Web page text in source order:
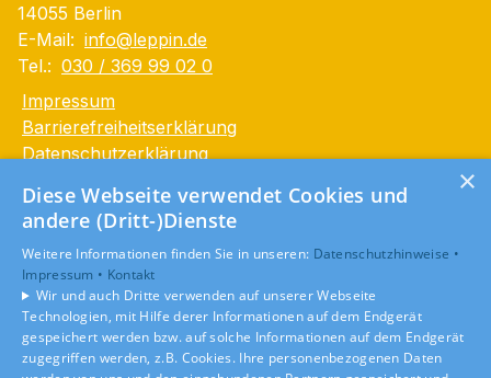
14055 Berlin
E-Mail: info@leppin.de
Tel.: 030 / 369 99 02 0
Impressum
Barrierefreiheitserklärung
Datenschutzerklärung
Unsere Bereiche
Privatkunden
Gewerbekunden
Karriere
Unternehmen
Kontakt
×
Diese Webseite verwendet Cookies und
andere (Dritt-)Dienste
Weitere Informationen finden Sie in unseren: Datenschutzhinweise •
Impressum • Kontakt
Wir und auch Dritte verwenden auf unserer Webseite
Technologien, mit Hilfe derer Informationen auf dem Endgerät
gespeichert werden bzw. auf solche Informationen auf dem Endgerät
zugegriffen werden, z.B. Cookies. Ihre personenbezogenen Daten